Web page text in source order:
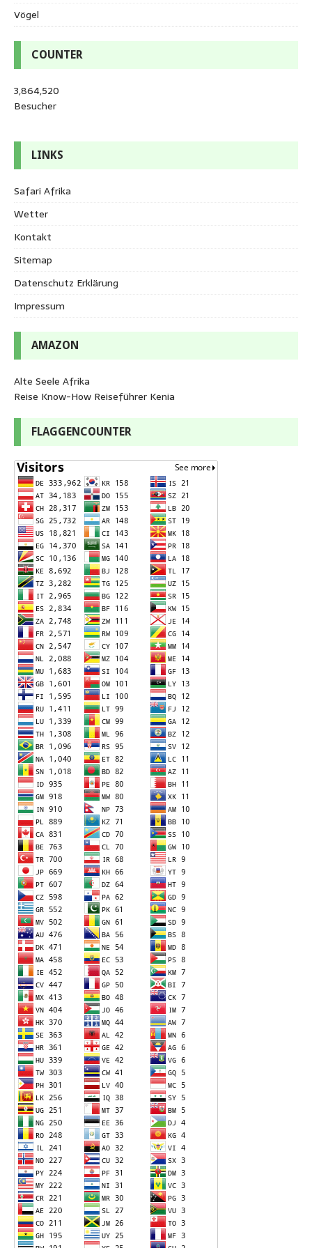
Vögel
COUNTER
3,864,520
Besucher
LINKS
Safari Afrika
Wetter
Kontakt
Sitemap
Datenschutz Erklärung
Impressum
AMAZON
Alte Seele Afrika
Reise Know-How Reiseführer Kenia
FLAGGENCOUNTER